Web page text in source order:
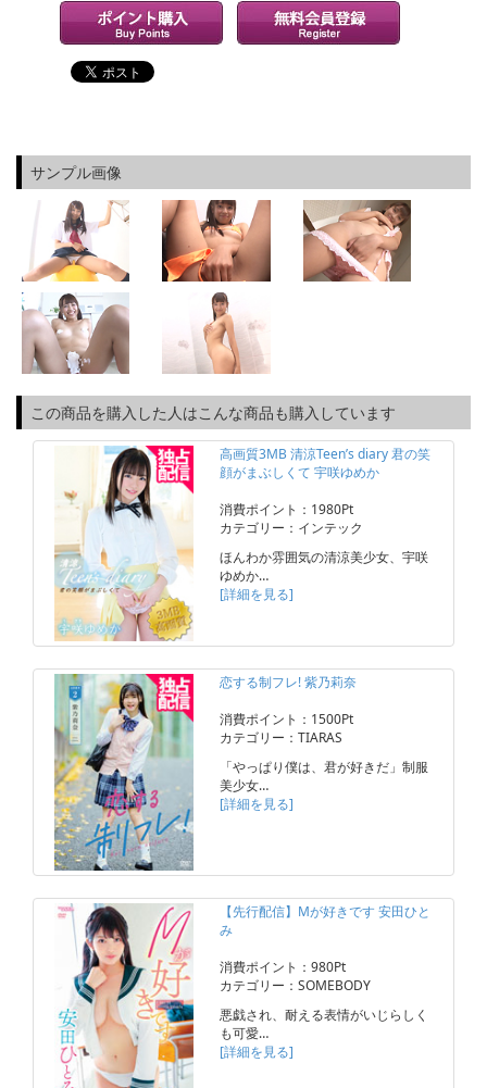
サンプル画像
この商品を購入した人はこんな商品も購入しています
高画質3MB 清涼Teen’s diary 君の笑
顔がまぶしくて 宇咲ゆめか
消費ポイント：1980Pt
カテゴリー：インテック
ほんわか雰囲気の清涼美少女、宇咲
ゆめか…
[詳細を見る]
恋する制フレ! 紫乃莉奈
消費ポイント：1500Pt
カテゴリー：TIARAS
「やっぱり僕は、君が好きだ」制服
美少女…
[詳細を見る]
【先行配信】Mが好きです 安田ひと
み
消費ポイント：980Pt
カテゴリー：SOMEBODY
悪戯され、耐える表情がいじらしく
も可愛…
[詳細を見る]